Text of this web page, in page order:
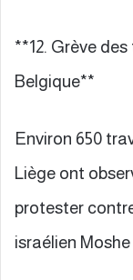
**12. Grève
Belgique**
Environ 650
Liège ont
protester
israélien